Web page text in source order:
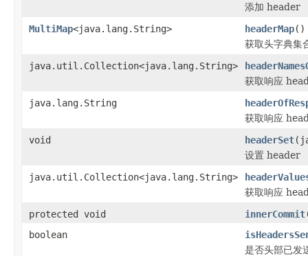
添加 header
MultiMap<java.lang.String> headerMap()
获取头字典集
java.util.Collection<java.lang.String>
获取响应
java.lang.String
获取响应
void
headerSet
设置 header
java.util.Collection<java.lang.String>
获取响应
protected void
innerCommit
boolean
是否头部已发